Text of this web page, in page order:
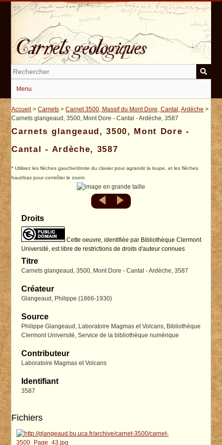
Passer
Menu
Accueil >Carnets >Carnet 3500, Massif du Mont Dore, Cantal, Ardèche >
Carnets glangeaud, 3500, Mont Dore - Cantal - Ardèche, 3587
Carnets glangeaud, 3500, Mont Dore -
Cantal - Ardèche, 3587
* Utilisez les flèches gauche/droite du clavier pour agrandir la loupe, et les flèches
haut/bas pour contrôler le zoom.
Droits
Cette oeuvre, identifiée par Bibliothèque Clermont
Université, est libre de restrictions de droits d'auteur connues
Titre
Carnets glangeaud, 3500, Mont Dore - Cantal - Ardèche, 3587
Créateur
Glangeaud, Philippe (1866-1930)
Source
Philippe Glangeaud, Laboratoire Magmas et Volcans, Bibliothèque
Clermont Université, Service de la bibliothèque numérique
Contributeur
Laboratoire Magmas et Volcans
Identifiant
3587
Fichiers